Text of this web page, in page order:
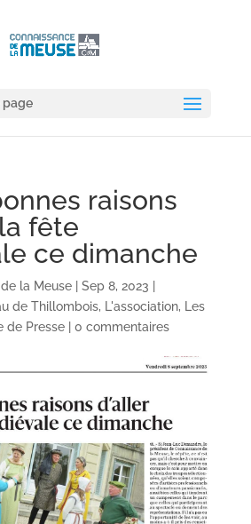
page
raisons
fête
ce dimanche
la Meuse| Sep 8, 2023
de Thillombois, L'association,
Les
de Presse| 0 commentaires